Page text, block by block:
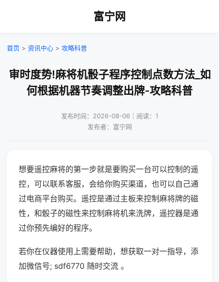
富宁网
首页 > 资讯中心 > 攻略科普
审时度势!麻将机骰子程序控制点数方法_如
何根据机器节奏调整出牌-攻略科普
发布时间：2026-08-06｜阅读：1
发布者：富宁网
想要遥控麻将的第一步就是要购买一台可以控制的遥
控，可以联系客服，会给你购买渠道，也可以自己通
过电商平台购买。遥控是通过主板来控制麻将牌的磁
性，和骰子的磁性来控制麻将机来洗牌，遥控器是通
过你预先编好的程序。
若你在仪器使用上需要帮助，想获取一对一指导，添
加微信号; sdf6770 随时交流 。